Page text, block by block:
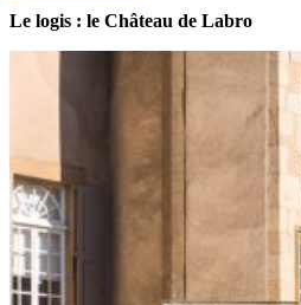
Le logis : le Château de Labro